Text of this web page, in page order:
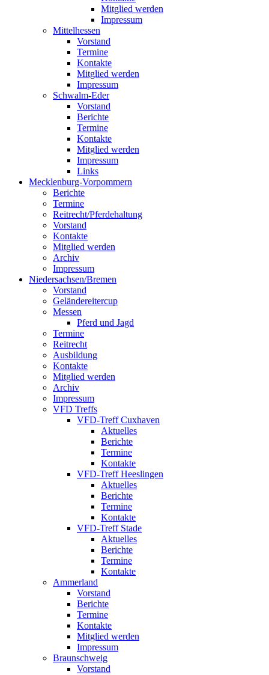
Mitglied werden
Impressum
Mittelhessen
Vorstand
Termine
Kontakte
Mitglied werden
Impressum
Schwalm-Eder
Vorstand
Berichte
Termine
Kontakte
Mitglied werden
Impressum
Links
Mecklenburg-Vorpommern
Berichte
Termine
Reitrecht/Pferdehaltung
Vorstand
Kontakte
Mitglied werden
Archiv
Impressum
Niedersachsen/Bremen
Vorstand
Geländereitercup
Messen
Pferd und Jagd
Termine
Reitrecht
Ausbildung
Kontakte
Mitglied werden
Archiv
Impressum
VFD Treffs
VFD-Treff Cuxhaven
Aktuelles
Berichte
Termine
Kontakte
VFD-Treff Heeslingen
Aktuelles
Berichte
Termine
Kontakte
VFD-Treff Stade
Aktuelles
Berichte
Termine
Kontakte
Ammerland
Vorstand
Berichte
Termine
Kontakte
Mitglied werden
Impressum
Braunschweig
Vorstand